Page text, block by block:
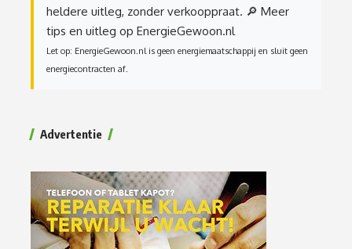
heldere uitleg, zonder verkooppraat. 🔎 Meer
tips en uitleg op EnergieGewoon.nl
Let op: EnergieGewoon.nl is geen energiemaatschappij en sluit geen
energiecontracten af.
Advertentie